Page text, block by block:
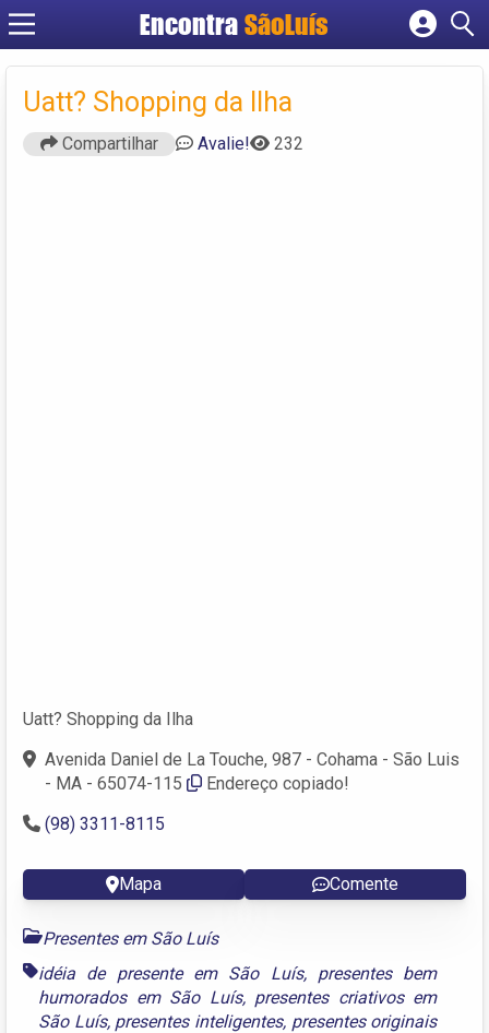
Encontra SãoLuís
Cadastrar empresa
Criar conta
Uatt? Shopping da Ilha
Compartilhar Avalie! 232
Uatt? Shopping da Ilha
Avenida Daniel de La Touche, 987 - Cohama - São Luis
- MA - 65074-115
Endereço copiado!
(98) 3311-8115
Mapa Comente
Presentes em São Luís
idéia de presente em São Luís, presentes bem
humorados em São Luís, presentes criativos em
São Luís, presentes inteligentes, presentes originais